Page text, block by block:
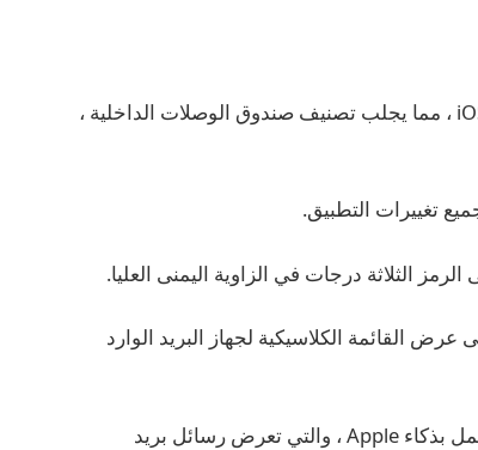
حصلت Apple Mail على إعادة تصميم كبيرة في iOS 18.2 ، مما يجلب تصنيف صندوق الوصلات الداخلية ،
الثلاثة درجات في الزاوية اليمنى العليا.
القائمة الكلاسيكية لجهاز البريد الوارد
كما يتيح لك تعطيل ميزة “الرسائل ذات الأولوية” التي تعمل بذكاء Apple ، والتي تعرض رسائل بريد